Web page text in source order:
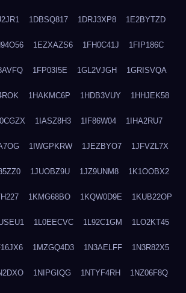
1DBSQ817 1DRJ3XP8 1E2BYTZD
1EZXAZS6 1FH0C41J 1FIP186C
1FP03I5E 1GL2VJGH 1GRISVQA
1HAKMC6P 1HDB3VUY 1HHJEK58
1IASZ8H3 1IF86W04 1IHA2RU7
1IWGPKRW 1JEZBYO7 1JFVZL7X
1JUOBZ9U 1JZ9UNM8 1K1OOBX2
1KMG68BO 1KQW0D9E 1KUB22OP
1L0EECVC 1L92C1GM 1LO2KT45
1MZGQ4D3 1N3AELFF 1N3R82X5
1NIPGIQG 1NTYF4RH 1NZ06F8Q